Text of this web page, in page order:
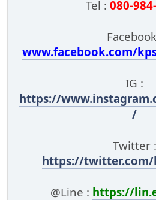
Tel : 080-
www.facebook.com/
IG :
https://
/
Twitter :
https://
@Line : https://